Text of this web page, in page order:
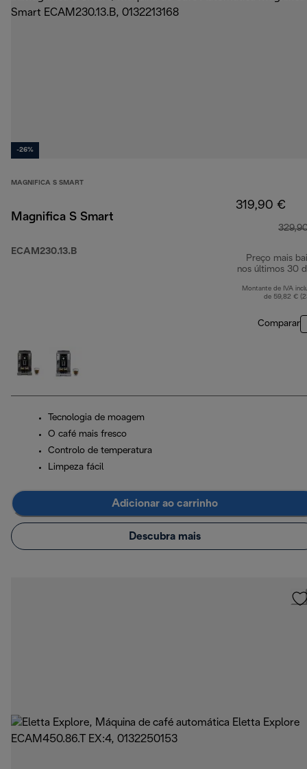
-26%
MAGNIFICA S SMART
Magnifica S Smart
ECAM230.13.B
319,90 €
Preço mais
nos últimos 30
Montante de IVA
de 59,82 €
Comparar
Tecnologia de moagem
O café mais fresco
Controlo de temperatura
Limpeza fácil
Adicionar ao carrinho
Descubra mais